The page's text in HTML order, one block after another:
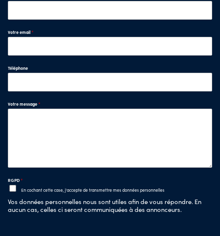
Votre email*
Téléphone
Votre message*
RGPD*
En cochant cette case, j'accepte de transmettre mes données personnelles
Vos données personnelles nous sont utiles afin de vous répondre. En
aucun cas, celles ci seront communiquées à des annonceurs.